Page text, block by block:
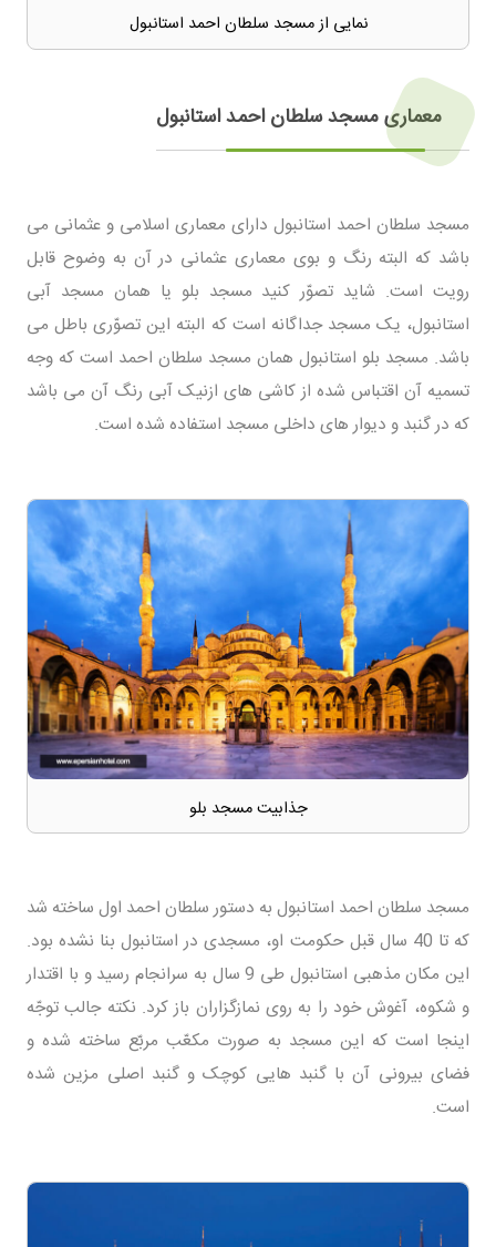
نمایی از مسجد سلطان احمد استانبول
معماری مسجد سلطان احمد استانبول
مسجد سلطان احمد استانبول دارای معماری اسلامی و عثمانی می
باشد که البته رنگ و بوی معماری عثمانی در آن به وضوح قابل
رویت است. شاید تصوّر کنید مسجد بلو یا همان مسجد آبی
استانبول، یک مسجد جداگانه است که البته این تصوّری باطل می
باشد. مسجد بلو استانبول همان مسجد سلطان احمد است که وجه
تسمیه آن اقتباس شده از کاشی های ازنیک آبی رنگ آن می باشد
که در گنبد و دیوار های داخلی مسجد استفاده شده است.
جذابیت مسجد بلو
مسجد سلطان احمد استانبول به دستور سلطان احمد اول ساخته شد
که تا 40 سال قبل حکومت او، مسجدی در استانبول بنا نشده بود.
این مکان مذهبی استانبول طی 9 سال به سرانجام رسید و با اقتدار
و شکوه، آغوش خود را به روی نمازگزاران باز کرد. نکته جالب توجّه
اینجا است که این مسجد به صورت مکعّب مربّع ساخته شده و
فضای بیرونی آن با گنبد هایی کوچک و گنبد اصلی مزین شده
است.